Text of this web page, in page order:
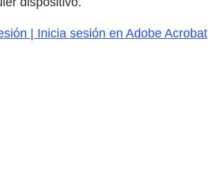
| Inicia sesión en Adobe Acrobat